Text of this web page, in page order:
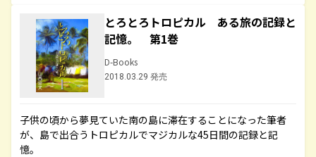
とろとろトロピカル ある旅の記録と
記憶。 第1巻
D-Books
2018.03.29 発売
子供の頃から夢見ていた南の島に滞在することになった筆者
が、島で出合うトロピカルでマジカルな45日間の記録と記
憶。